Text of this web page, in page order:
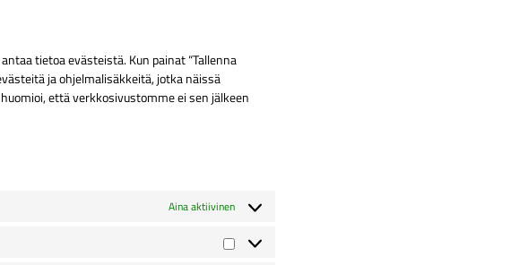
tietoa evästeistä. Kun painat “Tallenna
ja ohjelmalisäkkeitä, jotka näissä
että verkkosivustomme ei sen jälkeen
Aina aktiivinen
Tilastot